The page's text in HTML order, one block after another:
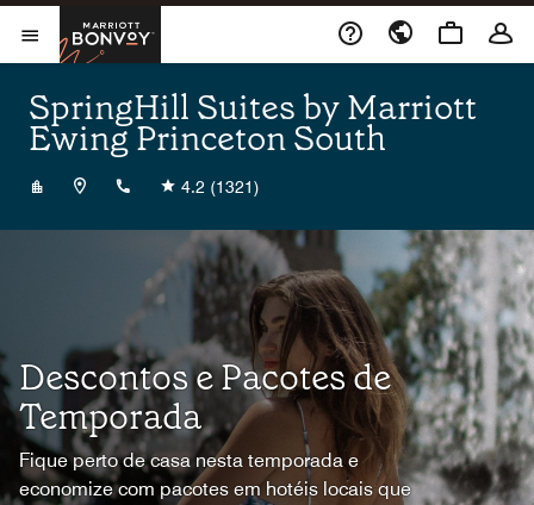
Skip to Content
Abrir menu
Marriott Bonvoy
SpringHill Suites by Marriott
Ewing Princeton South
+16095300900
4.2 (1321)
Descontos e Pacotes de
Temporada
Fique perto de casa nesta temporada e
economize com pacotes em hotéis locais que